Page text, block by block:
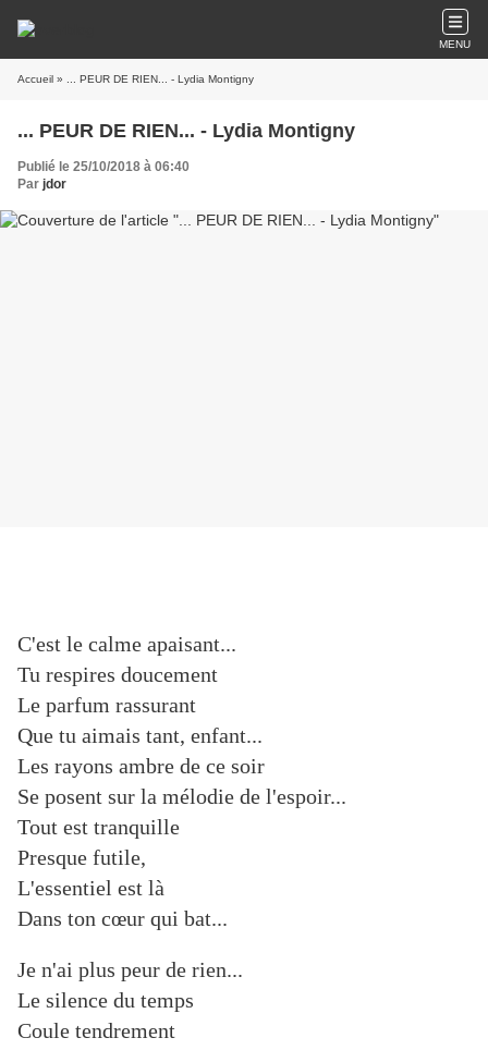
MENU
Accueil » ... PEUR DE RIEN... - Lydia Montigny
... PEUR DE RIEN... - Lydia Montigny
Publié le 25/10/2018 à 06:40
Par jdor
C'est le calme apaisant...
Tu respires doucement
Le parfum rassurant
Que tu aimais tant, enfant...
Les rayons ambre de ce soir
Se posent sur la mélodie de l'espoir...
Tout est tranquille
Presque futile,
L'essentiel est là
Dans ton cœur qui bat...
Je n'ai plus peur de rien...
Le silence du temps
Coule tendrement